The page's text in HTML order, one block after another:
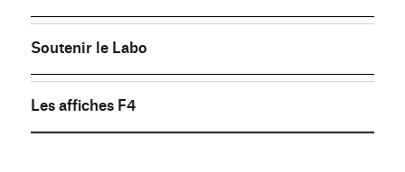
Soutenir le Labo
Les affiches F4